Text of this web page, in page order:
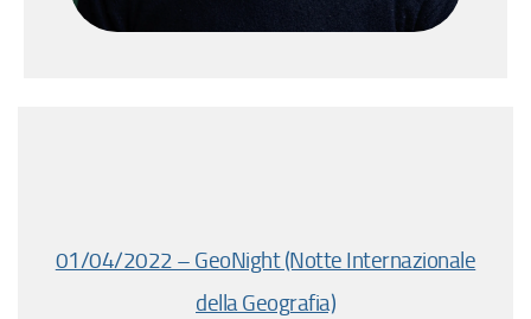
01/04/2022 – GeoNight (Notte Internazionale
della Geografia)